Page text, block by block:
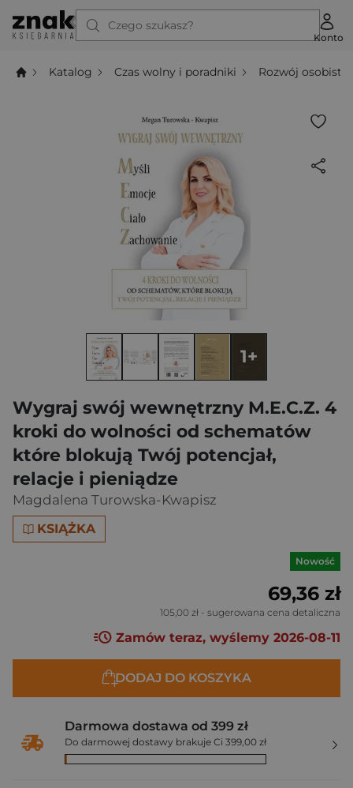
Czego szukasz?
Konto
Katalog Czas wolny i poradniki Rozwój osobisty
Wygraj swój wewnętrzny M.E.C.Z. 4
kroki do wolności od schematów
które blokują Twój potencjał,
relacje i pieniądze
Magdalena Turowska-Kwapisz
KSIĄŻKA
1+
Nowość
69,36 zł
105,00 zł - sugerowana cena detaliczna
Zamów teraz, wyślemy 2026-08-11
DODAJ DO KOSZYKA
Darmowa dostawa od 399 zł
Do darmowej dostawy brakuje Ci 399,00 zł